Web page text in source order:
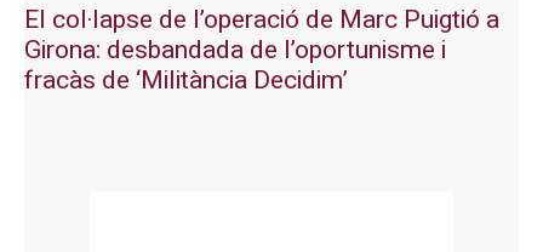
El col·lapse de l’operació de Marc Puigtió a
Girona: desbandada de l’oportunisme i
fracàs de ‘Militància Decidim’